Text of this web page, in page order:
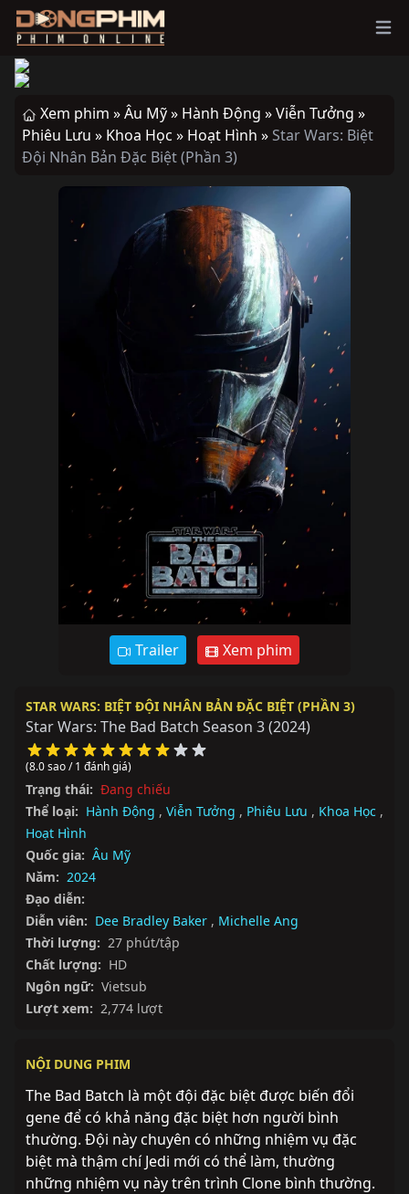
Xem phim »Âu Mỹ » Hành Động »Viễn Tưởng »
Phiêu Lưu » Khoa Học » Hoạt Hình »Star Wars: Biệt
Đội Nhân Bản Đặc Biệt (Phần 3)
Trailer Xem phim
STAR WARS: BIỆT ĐỘI NHÂN BẢN ĐẶC BIỆT (PHẦN 3)
Star Wars: The Bad Batch Season 3(2024)
(8.0 sao / 1 đánh giá)
Trạng thái: Đang chiếu
Thể loại: Hành Động , Viễn Tưởng , Phiêu Lưu , Khoa Học ,
Hoạt Hình
Quốc gia: Âu Mỹ
Năm: 2024
Đạo diễn:
Diễn viên: Dee Bradley Baker , Michelle Ang
Thời lượng: 27 phút/tập
Chất lượng: HD
Ngôn ngữ: Vietsub
Lượt xem: 2,774 lượt
NỘI DUNG PHIM
The Bad Batch là một đội đặc biệt được biến đổi
gene để có khả năng đặc biệt hơn người bình
thường. Đội này chuyên có những nhiệm vụ đặc
biệt mà thậm chí Jedi mới có thể làm, thường
những nhiệm vụ này trên trình Clone bình thường.